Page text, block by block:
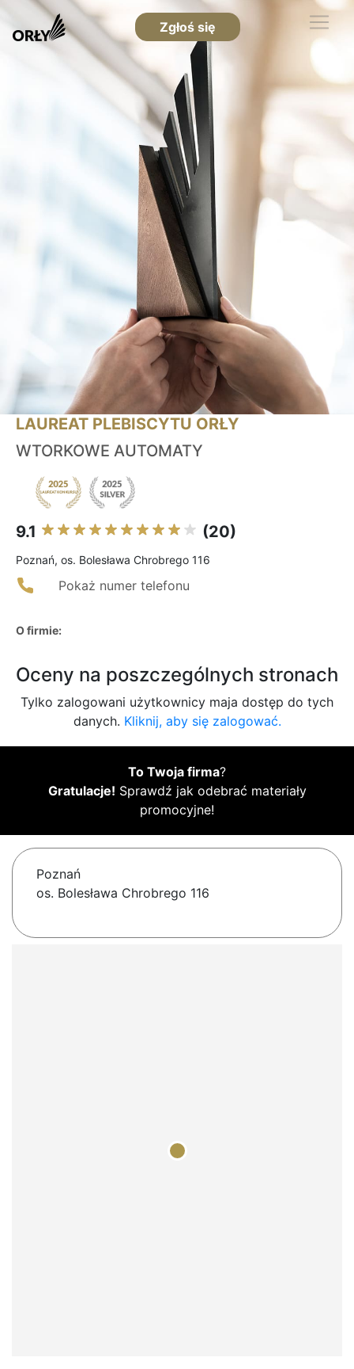
Zgłoś się
LAUREAT PLEBISCYTU ORŁY
WTORKOWE AUTOMATY
9.1 (20)
Poznań, os. Bolesława Chrobrego 116
Pokaż numer telefonu
O firmie:
Oceny na poszczególnych stronach
Tylko zalogowani użytkownicy maja dostęp do tych
danych. Kliknij, aby się zalogować.
To Twoja firma?
Gratulacje! Sprawdź jak odebrać materiały
promocyjne!
Poznań
os. Bolesława Chrobrego 116